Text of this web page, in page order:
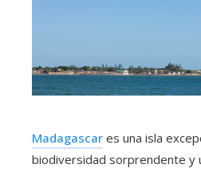
Madagascar es una isla
biodiversidad sorprendente y